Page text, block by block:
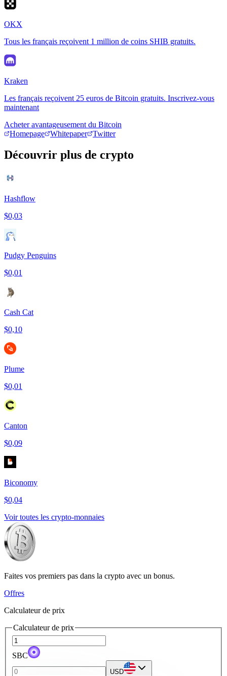
OKX
Tous les français reçoivent 1 million de coins SHIB gratuits.
Kraken
Les français reçoivent 25 euros de Bitcoin gratuits. Inscrivez-vous
maintenant
Acheter avantageusement du Bitcoin
Homepage
Whitepaper Twitter
Découvrir plus de crypto
Hashflow
$0,03
Pudgy Penguins
$0,01
Cash Cat
$0,10
Plume
$0,01
Canton
$0,09
Biconomy
$0,04
Voir toutes les crypto-monnaies
Faites vos premiers pas dans la crypto avec un bonus.
Offres
Calculateur de prix
Calculateur de prix
SBC
USD